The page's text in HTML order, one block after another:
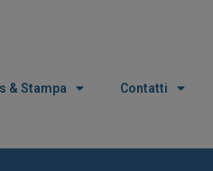
& Stampa Contatti